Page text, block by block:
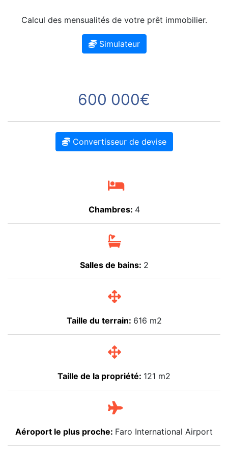
Calcul des mensualités de votre prêt immobilier.
Simulateur
600 000€
Convertisseur de devise
Chambres: 4
Salles de bains: 2
Taille du terrain: 616 m2
Taille de la propriété: 121 m2
Aéroport le plus proche: Faro International Airport